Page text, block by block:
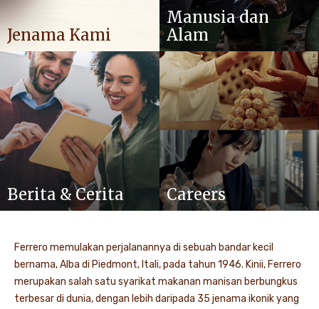
Jenama Kami
Manusia dan
Alam
Berita & Cerita Careers
Ferrero memulakan perjalanannya di sebuah bandar kecil
bernama, Alba di Piedmont, Itali, pada tahun 1946. Kinii, Ferrero
merupakan salah satu syarikat makanan manisan berbungkus
terbesar di dunia, dengan lebih daripada 35 jenama ikonik yang